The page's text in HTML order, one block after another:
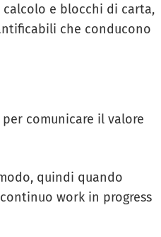
e blocchi di carta,
che conducono
comunicare il valore
quindi quando
work in progress